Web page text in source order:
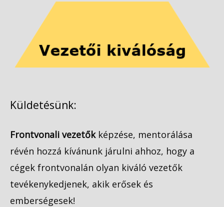
Küldetésünk:
Frontvonali vezetőkképzése, mentorálása
révén hozzá kívánunk járulni ahhoz, hogy a
cégek frontvonalán olyan kiváló vezetők
tevékenykedjenek, akik erősek és
emberségesek!